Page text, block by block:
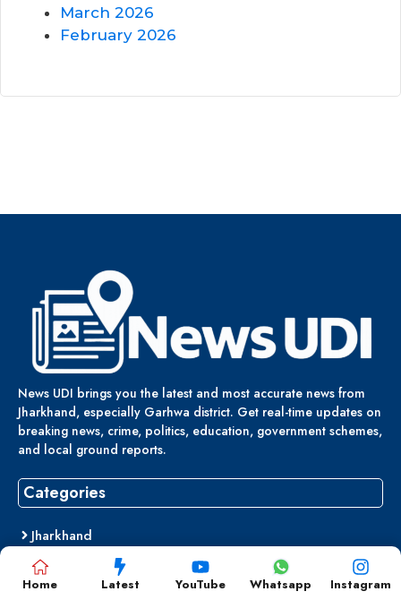
March 2026
February 2026
News UDI brings you the latest and most accurate news from
Jharkhand, especially Garhwa district. Get real-time updates on
breaking news, crime, politics, education, government schemes,
and local ground reports.
Categories
Jharkhand
Sports
Entertainment
Home Latest YouTube Whatsapp Instagram